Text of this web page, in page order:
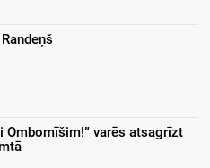
Ombomīšim!” varēs atsagrīzt